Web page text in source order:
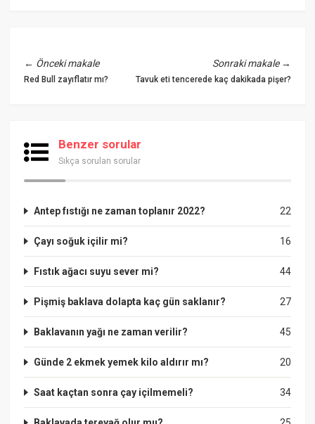
← Önceki makale
Red Bull zayıflatır mı?
Sonraki makale→
Tavuk eti tencerede kaç dakikada pişer?
Benzer sorular
Sıkça sorulan sorular
22
Antep fıstığı ne zaman toplanır 2022?
16
Çayı soğuk içilir mi?
44
Fıstık ağacı suyu sever mi?
27
Pişmiş baklava dolapta kaç gün saklanır?
45
Baklavanın yağı ne zaman verilir?
20
Günde 2 ekmek yemek kilo aldırır mı?
34
Saat kaçtan sonra çay içilmemeli?